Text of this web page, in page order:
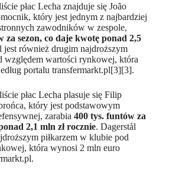
płac Lecha znajduje się João
który jest jednym z najbardziej
zawodników w zespole,
za sezon, co daje kwotę ponad 2,5
jest również drugim najdroższym
względem wartości rynkowej, która
portalu transfermarkt.pl[3][3].
płac Lecha plasuje się Filip
który jest podstawowym
zarabia 400 tys. funtów za
2,1 mln zł rocznie. Dagerstål
piłkarzem w klubie pod
która wynosi 2 mln euro